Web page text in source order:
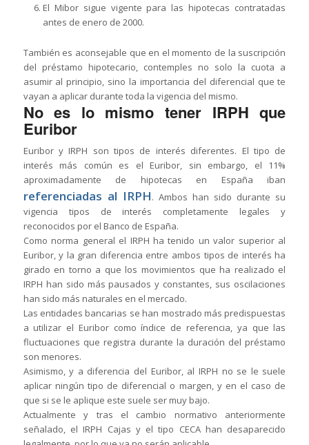
El Mibor sigue vigente para las hipotecas contratadas
antes de enero de 2000.
También es aconsejable que en el momento de la suscripción
del préstamo hipotecario, contemples no solo la cuota a
asumir al principio, sino la importancia del diferencial que te
vayan a aplicar durante toda la vigencia del mismo.
No es lo mismo tener IRPH que
Euribor
Euribor y IRPH son tipos de interés diferentes. El tipo de
interés más común es el Euribor, sin embargo, el 11%
aproximadamente de hipotecas en España iban
referenciadas al IRPH. Ambos han sido durante su
vigencia tipos de interés completamente legales y
reconocidos por el Banco de España.
Como norma general el IRPH ha tenido un valor superior al
Euribor, y la gran diferencia entre ambos tipos de interés ha
girado en torno a que los movimientos que ha realizado el
IRPH han sido más pausados y constantes, sus oscilaciones
han sido más naturales en el mercado.
Las entidades bancarias se han mostrado más predispuestas
a utilizar el Euribor como índice de referencia, ya que las
fluctuaciones que registra durante la duración del préstamo
son menores.
Asimismo, y a diferencia del Euribor, al IRPH no se le suele
aplicar ningún tipo de diferencial o margen, y en el caso de
que si se le aplique este suele ser muy bajo.
Actualmente y tras el cambio normativo anteriormente
señalado, el IRPH Cajas y el tipo CECA han desaparecido